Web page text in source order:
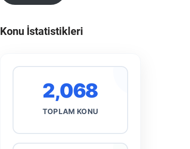
Konu İstatistikleri
2,068
TOPLAM KONU